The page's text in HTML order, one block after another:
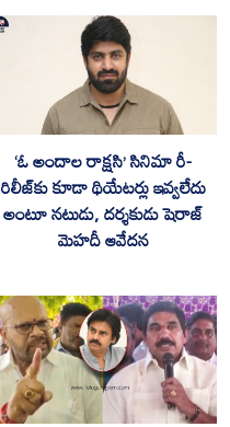
‘ఓ అందాల రాక్షసి’ సినిమా రీ-
రిలీజ్‌కు కూడా థియేటర్లు ఇవ్వలేదు
అంటూ నటుడు, దర్శకుడు షెరాజ్
మెహదీ ఆవేదన